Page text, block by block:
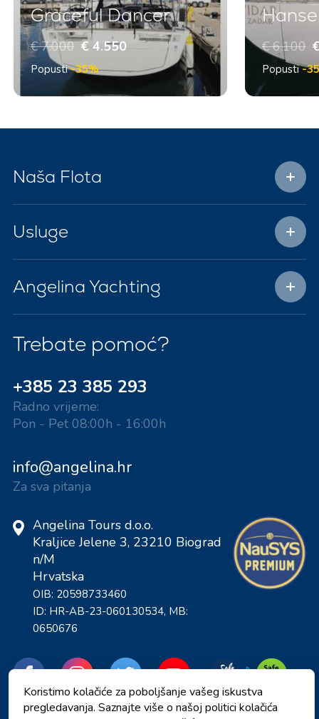
Graceful Dancer
€ 7.000 € 4.550
Popusti-35%
€ 6.100
Popusti-
Naša Flota
Usluge
Angelina Yachting
Trebate pomoć?
+385 23 385 293
Radno vrijeme:
Pon - Pet 08:00h - 16:00h
info@angelina.hr
Za sva pitanja
Angelina Tours d.o.o.
Kraljice Jelene 3, 23210 Biograd
n/M
Hrvatska
OIB: 20598733460
ID: HR-AB-23-060130534, MB:
0650676
Koristimo kolačiće za poboljšanje vašeg iskustva
pregledavanja. Saznajte više o našoj politici kolačića